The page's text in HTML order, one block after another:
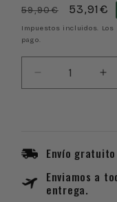
Precio
habitual
59,90€
Precio
de
53,91€
Impuestos incluidos. Los
pago.
Reducir
cantidad
Mini
LA670WEGA-
1EF
Envío
Enviamos a
entrega.